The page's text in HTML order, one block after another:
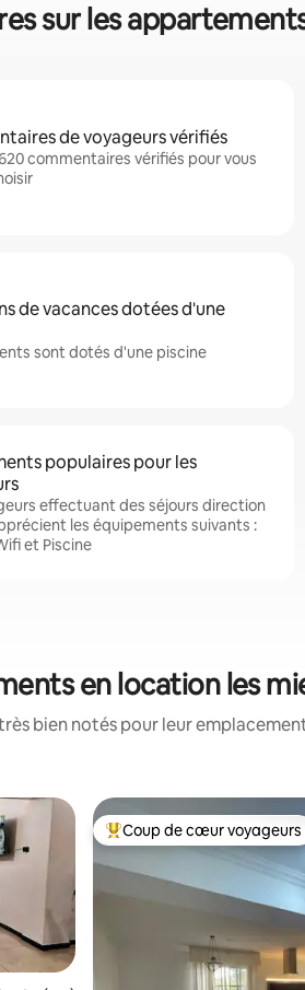
sur les
de voyageurs vérifiés
620 commentaires vérifiés pour vous
de vacances dotées d'une
sont dotés d'une piscine
populaires pour les
effectuant des séjours direction
les équipements suivants :
et Piscine
en location les
bien notés pour leur
Coups de cœur voyageurs
Coup de cœur voyageurs